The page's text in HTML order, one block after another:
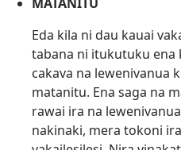
Eda kila ni dau kauai
tabana ni itukutuku ena
cakava na lewenivanua
matanitu. Ena saga na
rawai ira na
nakinaki, mera tokoni